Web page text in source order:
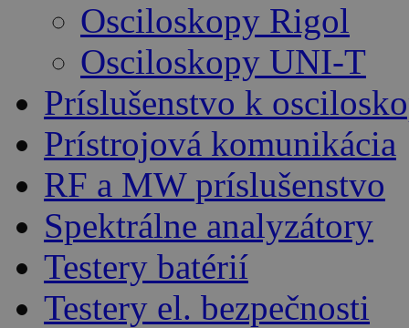
Osciloskopy Rigol
Osciloskopy UNI-T
Príslušenstvo k
Prístrojová komunikácia
RF a MW príslušenstvo
Spektrálne analyzátory
Testery batérií
Testery el. bezpečnosti